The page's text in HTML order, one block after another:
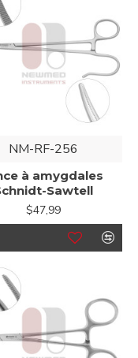
NM-RF-256
à amygdales
Sawtell
$47,99